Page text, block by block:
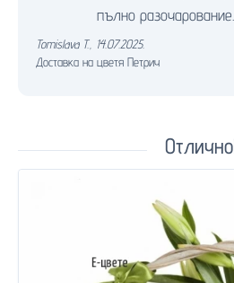
пълно разочарование…
Tomislava T., 14.07.2025.
Доставка на цветя Петрич